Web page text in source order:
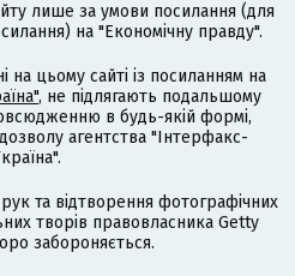
лише за умови посилання (для
на "Економічну правду".
на цьому сайті із посиланням на
, не підлягають подальшому
в будь-якій формі,
агентства "Інтерфакс-
та відтворення фотографічних
творів правовласника Getty
забороняється.